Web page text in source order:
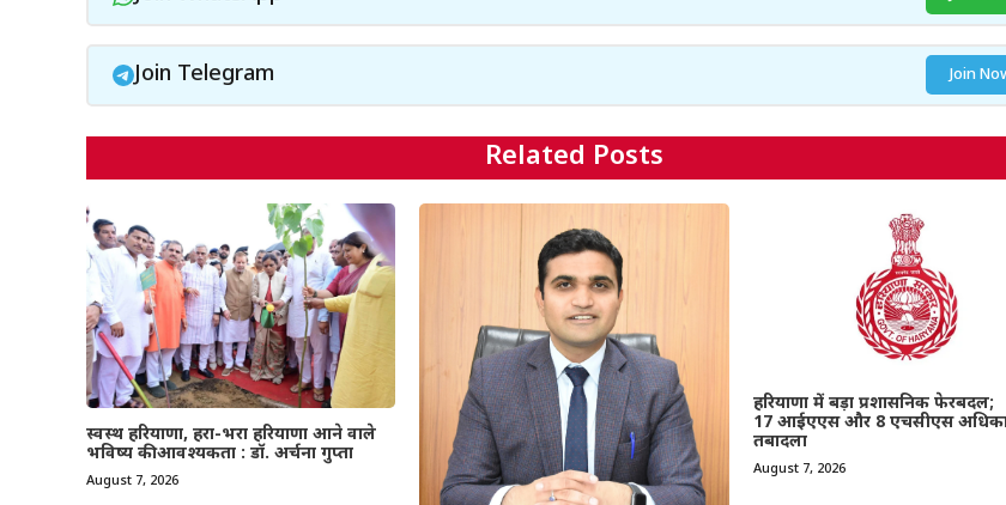
Join Telegram Join
Related Posts
स्वस्थ हरियाणा, हरा-भरा हरियाणा आने वाले
भविष्य की आवश्यकता : डॉ. अर्चना गुप्ता
August 7, 2026
हरियाणा में बड़ा प्रशासनिक फेरबदल;
17 आईएएस और 8 एचसीएस
तबादला
August 7, 2026